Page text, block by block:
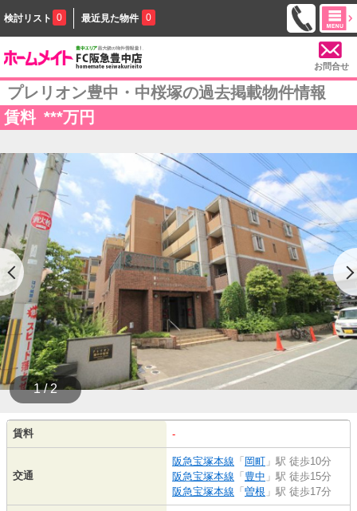
検討リスト 0 最近見た物件 0
お問合せ
プレリオン豊中・中桜塚の過去掲載物件情報
賃料 ***万円
1 / 2
賃料 -
交通
阪急宝塚本線 「 岡町 」駅 徒歩10分
阪急宝塚本線 「 豊中 」駅 徒歩15分
阪急宝塚本線 「 曽根 」駅 徒歩17分